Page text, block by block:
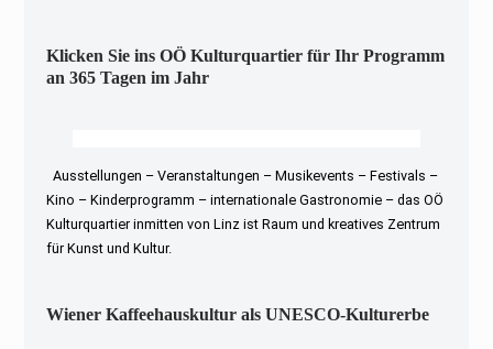
Klicken Sie ins OÖ Kulturquartier für Ihr Programm
an 365 Tagen im Jahr
Ausstellungen – Veranstaltungen – Musikevents – Festivals –
Kino – Kinderprogramm – internationale Gastronomie – das OÖ
Kulturquartier inmitten von Linz ist Raum und kreatives Zentrum
für Kunst und Kultur.
Wiener Kaffeehauskultur als UNESCO-Kulturerbe